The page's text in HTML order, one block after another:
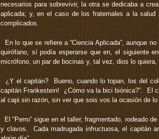
necesarios para sobrevivir, la otra se dedicaba a
aplicada; y, en el caso de los fraternales a la
complicados.
En lo que se refiere a “Ciencia Aplicada”, aunque
quirófano, sí podía esperarse que en, el siguiente
micrófono, un par de bocinas y, tal vez, dios lo quiera,
¿Y el capitán? Bueno, cuando lo topan, los del
capitán Frankestein! ¿Cómo va la bici biónica?”. El
al capi sin razón, sin ver que sois vos la ocasión de
El “Perro” sigue en el taller, fragmentado, rodeado
y clavos. Cada madrugada infructuosa, el capitán